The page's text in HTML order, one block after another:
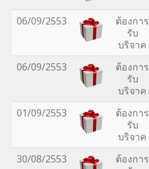
06/09/2553
ต้องการ
รับ
บริจาค
06/09/2553
ต้องการ
รับ
บริจาค
01/09/2553
ต้องการ
รับ
บริจาค
30/08/2553
ต้องการ